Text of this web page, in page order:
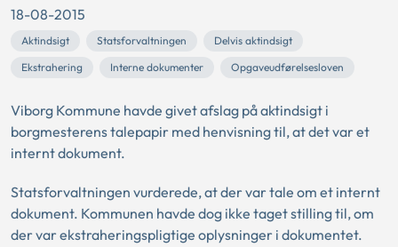
18-08-2015
Aktindsigt Statsforvaltningen
Delvis aktindsigt
Ekstrahering
Interne dokumenter Opgaveudførelsesloven
Viborg Kommune havde givet afslag på aktindsigt i
borgmesterens talepapir med henvisning til, at det var et
internt dokument.
Statsforvaltningen vurderede, at der var tale om et internt
dokument. Kommunen havde dog ikke taget stilling til, om
der var ekstraheringspligtige oplysninger i dokumentet.